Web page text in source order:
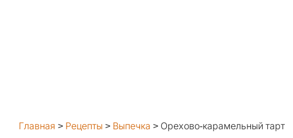
Главная > Рецепты > Выпечка > Орехово-карамельный тарт